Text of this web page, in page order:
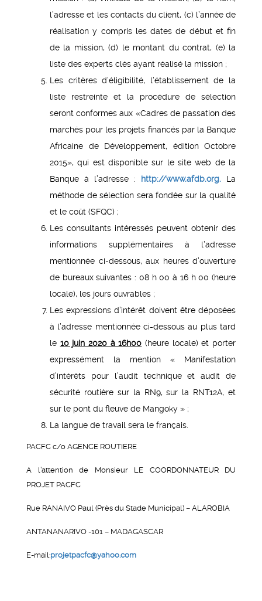
l’adresse et les contacts du client, (c) l’année de
réalisation y compris les dates de début et fin
de la mission, (d) le montant du contrat, (e) la
liste des experts clés ayant réalisé la mission ;
Les critères d’éligibilité, l’établissement de la
liste restreinte et la procédure de sélection
seront conformes aux «Cadres de passation des
marchés pour les projets financés par la Banque
Africaine de Développement, édition Octobre
2015», qui est disponible sur le site web de la
Banque à l’adresse : http://www.afdb.org. La
méthode de sélection sera fondée sur la qualité
et le coût (SFQC) ;
Les consultants intéressés peuvent obtenir des
informations supplémentaires à l’adresse
mentionnée ci-dessous, aux heures d’ouverture
de bureaux suivantes : 08 h 00 à 16 h 00 (heure
locale), les jours ouvrables ;
Les expressions d’intérêt doivent être déposées
à l’adresse mentionnée ci-dessous au plus tard
le 10 juin 2020 à 16h00 (heure locale) et porter
expressément la mention « Manifestation
d’intérêts pour l’audit technique et audit de
sécurité routière sur la RN9, sur la RNT12A, et
sur le pont du fleuve de Mangoky » ;
La langue de travail sera le français.
PACFC c/o AGENCE ROUTIERE
A l’attention de Monsieur LE COORDONNATEUR DU
PROJET PACFC
Rue RANAIVO Paul (Près du Stade Municipal) – ALAROBIA
ANTANANARIVO -101 – MADAGASCAR
E-mail:projetpacfc@yahoo.com